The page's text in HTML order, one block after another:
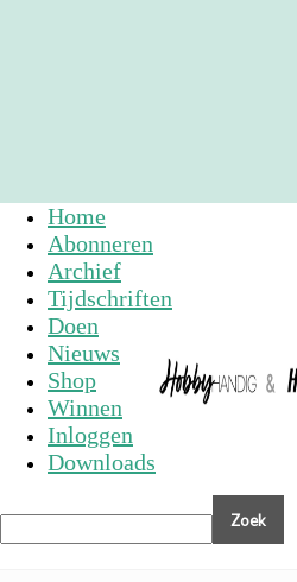
Home
Abonneren
Archief
Tijdschriften
Doen
Nieuws
Shop
Winnen
Inloggen
Downloads